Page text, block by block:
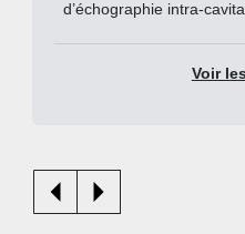
d’échographie intra-
Voir